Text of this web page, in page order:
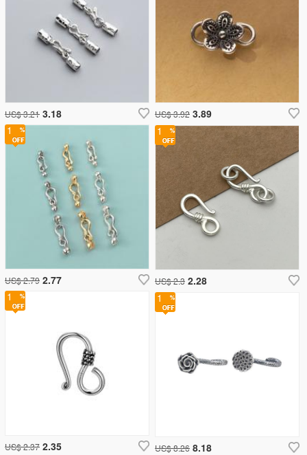
1
US$ 2.3 2.28
1
US$ 8.26 8.18
US$ 3.92 3.89
1
US$ 2.79 2.77
US$ 3.21 3.18
1
US$ 2.37 2.35